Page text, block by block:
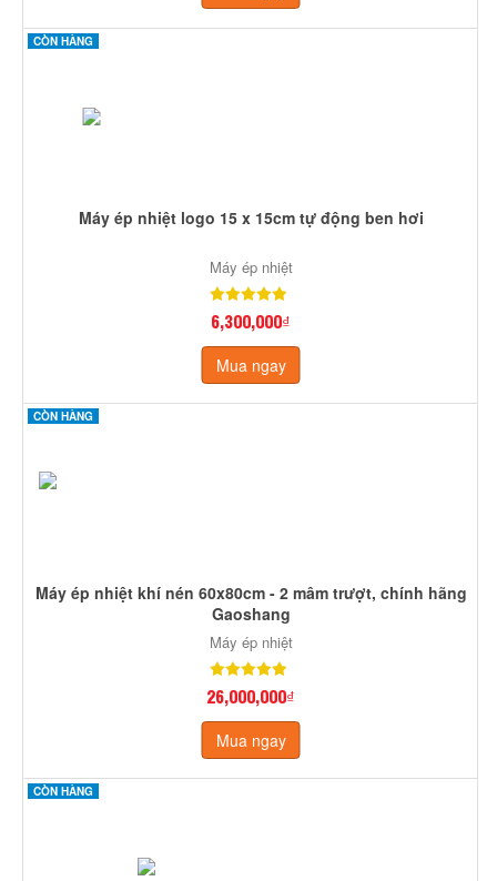
CÒN HÀNG
Máy ép nhiệt logo 15 x 15cm tự động ben hơi
Máy ép nhiệt
6,300,000₫
Mua ngay
CÒN HÀNG
Máy ép nhiệt khí nén 60x80cm - 2 mâm trượt, chính hãng
Gaoshang
Máy ép nhiệt
26,000,000₫
Mua ngay
CÒN HÀNG